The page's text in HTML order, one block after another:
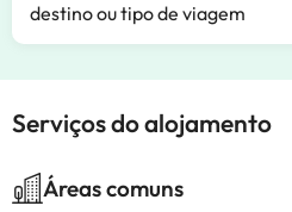
destino ou tipo de viagem
Serviços do alojamento
Áreas comuns